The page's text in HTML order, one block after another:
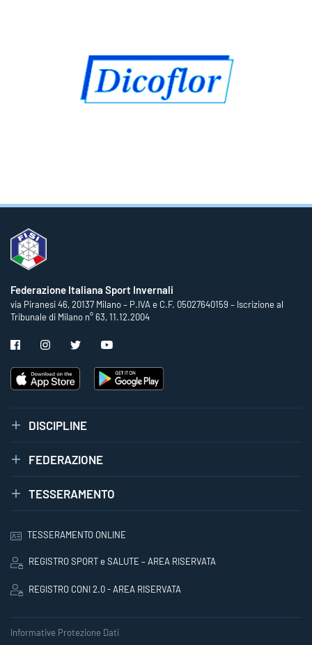
Federazione Italiana Sport Invernali
via Piranesi 46, 20137 Milano – P.IVA e C.F. 05027640159 – Iscrizione al
Tribunale di Milano n° 63, 11.12.2004
DISCIPLINE
FEDERAZIONE
TESSERAMENTO
TESSERAMENTO ONLINE
REGISTRO SPORT e SALUTE – AREA RISERVATA
REGISTRO CONI 2.0 - AREA RISERVATA
Informative Protezione Dati